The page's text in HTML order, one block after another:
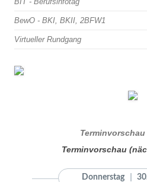
BewO - BKI, BKII, 2BFW1
Virtueller Rundgang
Terminvorschau